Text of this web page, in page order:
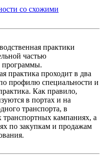
со схожими
практики
частью
программы.
практика проходит в два
профилю специальности и
Как правило,
в портах и на
транспорта, в
транспортных кампаниях, а
по закупкам и продажам